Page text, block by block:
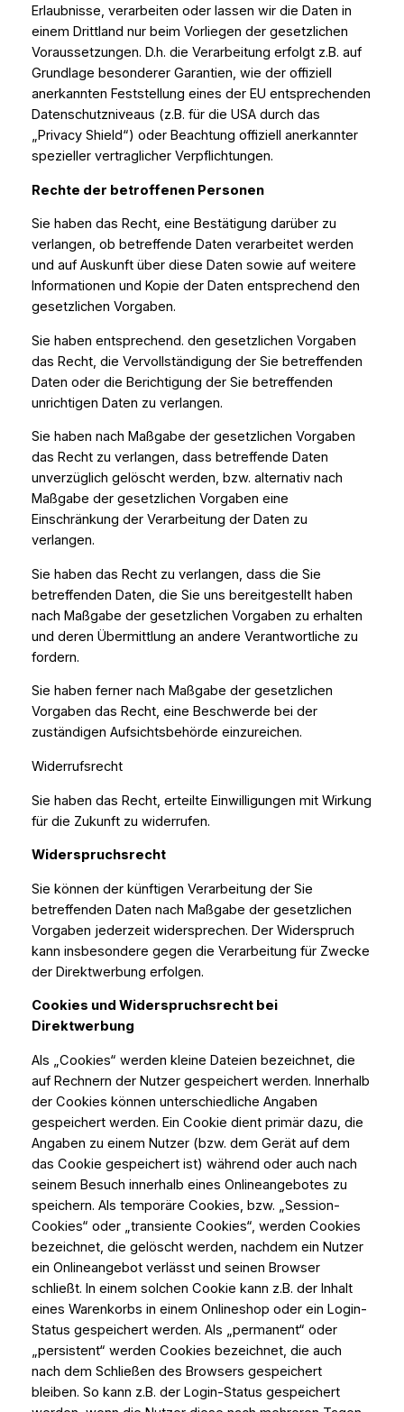
Erlaubnisse, verarbeiten oder lassen wir die Daten in
einem Drittland nur beim Vorliegen der gesetzlichen
Voraussetzungen. D.h. die Verarbeitung erfolgt z.B. auf
Grundlage besonderer Garantien, wie der offiziell
anerkannten Feststellung eines der EU entsprechenden
Datenschutzniveaus (z.B. für die USA durch das
„Privacy Shield“) oder Beachtung offiziell anerkannter
spezieller vertraglicher Verpflichtungen.
Rechte der betroffenen Personen
Sie haben das Recht, eine Bestätigung darüber zu
verlangen, ob betreffende Daten verarbeitet werden
und auf Auskunft über diese Daten sowie auf weitere
Informationen und Kopie der Daten entsprechend den
gesetzlichen Vorgaben.
Sie haben entsprechend. den gesetzlichen Vorgaben
das Recht, die Vervollständigung der Sie betreffenden
Daten oder die Berichtigung der Sie betreffenden
unrichtigen Daten zu verlangen.
Sie haben nach Maßgabe der gesetzlichen Vorgaben
das Recht zu verlangen, dass betreffende Daten
unverzüglich gelöscht werden, bzw. alternativ nach
Maßgabe der gesetzlichen Vorgaben eine
Einschränkung der Verarbeitung der Daten zu
verlangen.
Sie haben das Recht zu verlangen, dass die Sie
betreffenden Daten, die Sie uns bereitgestellt haben
nach Maßgabe der gesetzlichen Vorgaben zu erhalten
und deren Übermittlung an andere Verantwortliche zu
fordern.
Sie haben ferner nach Maßgabe der gesetzlichen
Vorgaben das Recht, eine Beschwerde bei der
zuständigen Aufsichtsbehörde einzureichen.
Widerrufsrecht
Sie haben das Recht, erteilte Einwilligungen mit Wirkung
für die Zukunft zu widerrufen.
Widerspruchsrecht
Sie können der künftigen Verarbeitung der Sie
betreffenden Daten nach Maßgabe der gesetzlichen
Vorgaben jederzeit widersprechen. Der Widerspruch
kann insbesondere gegen die Verarbeitung für Zwecke
der Direktwerbung erfolgen.
Cookies und Widerspruchsrecht bei
Direktwerbung
Als „Cookies“ werden kleine Dateien bezeichnet, die
auf Rechnern der Nutzer gespeichert werden. Innerhalb
der Cookies können unterschiedliche Angaben
gespeichert werden. Ein Cookie dient primär dazu, die
Angaben zu einem Nutzer (bzw. dem Gerät auf dem
das Cookie gespeichert ist) während oder auch nach
seinem Besuch innerhalb eines Onlineangebotes zu
speichern. Als temporäre Cookies, bzw. „Session-
Cookies“ oder „transiente Cookies“, werden Cookies
bezeichnet, die gelöscht werden, nachdem ein Nutzer
ein Onlineangebot verlässt und seinen Browser
schließt. In einem solchen Cookie kann z.B. der Inhalt
eines Warenkorbs in einem Onlineshop oder ein Login-
Status gespeichert werden. Als „permanent“ oder
„persistent“ werden Cookies bezeichnet, die auch
nach dem Schließen des Browsers gespeichert
bleiben. So kann z.B. der Login-Status gespeichert